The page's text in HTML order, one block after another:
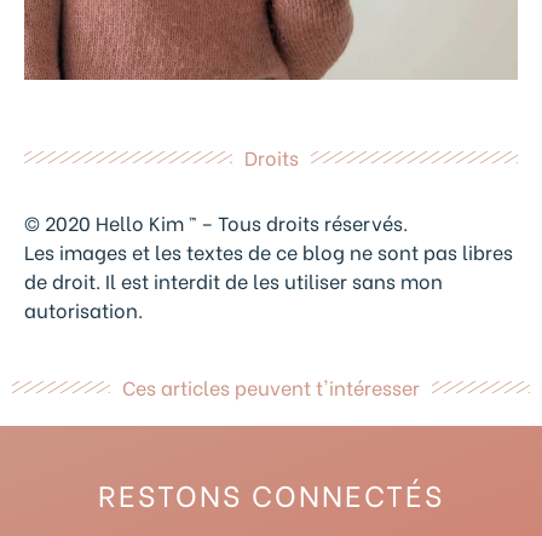
Droits
© 2020 Hello Kim ™ – Tous droits réservés.
Les images et les textes de ce blog ne sont pas libres
de droit. Il est interdit de les utiliser sans mon
autorisation.
Ces articles peuvent t'intéresser
RESTONS CONNECTÉS